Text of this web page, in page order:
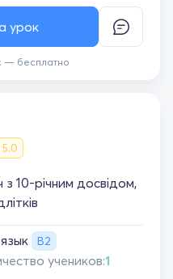
— бесплатно
урок
5.0
10-річним досвідом,
B2
учеников:1